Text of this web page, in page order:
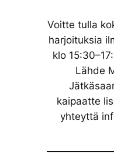
Voitte tulla
harjoituksia
klo
Lähde
kaipaatte
yhteyttä